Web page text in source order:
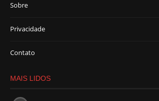
Sobre
Privacidade
Contato
MAIS LIDOS